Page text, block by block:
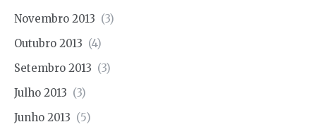
Novembro 2013 (3)
Outubro 2013 (4)
Setembro 2013 (3)
Julho 2013 (3)
Junho 2013 (5)